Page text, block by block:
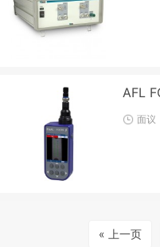
AFL
面议
« 上一页